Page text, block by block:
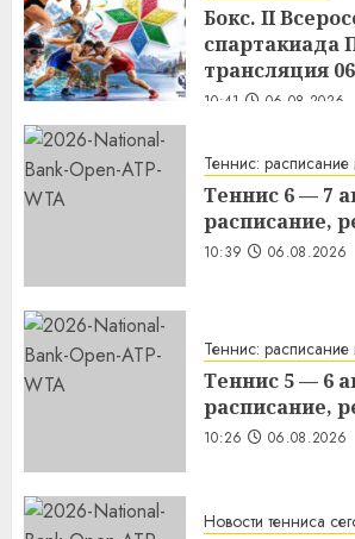
Бокс. II
спартакиада
трансляция
10:41 06.08.2026
Теннис: расписание
Теннис 6 — 7
расписание,
10:39 06.08.2026
Теннис: расписание
Теннис 5 — 6
расписание,
10:26 06.08.2026
Новости тенниса